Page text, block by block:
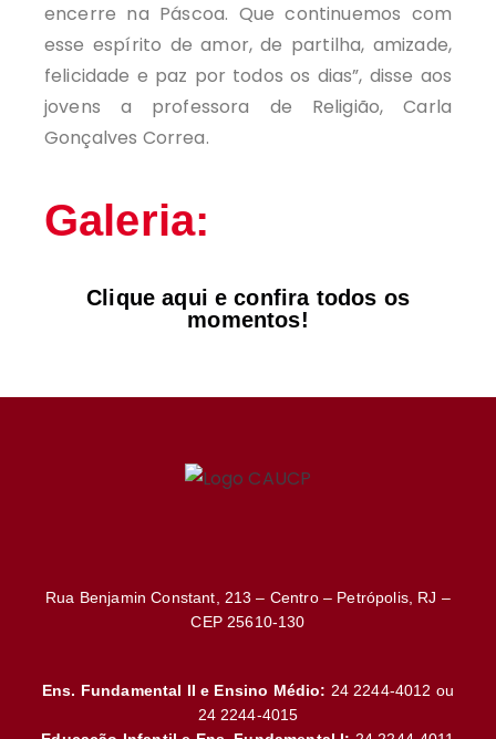
encerre na Páscoa. Que continuemos com
esse espírito de amor, de partilha, amizade,
felicidade e paz por todos os dias”, disse aos
jovens a professora de Religião, Carla
Gonçalves Correa.
Galeria:
Clique aqui e confira todos os
momentos!
Rua Benjamin Constant, 213 – Centro – Petrópolis, RJ –
CEP 25610-130
Ens. Fundamental II e Ensino Médio: 24 2244-4012 ou
24 2244-4015